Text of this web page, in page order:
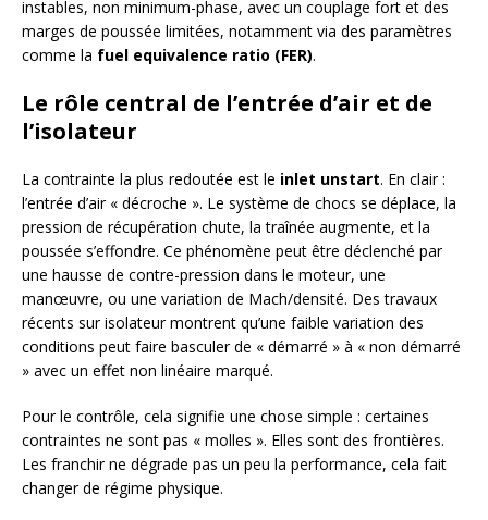
instables, non minimum-phase, avec un couplage fort et des
marges de poussée limitées, notamment via des paramètres
comme la fuel equivalence ratio (FER).
Le rôle central de l’entrée d’air et de
l’isolateur
La contrainte la plus redoutée est le inlet unstart. En clair :
l’entrée d’air « décroche ». Le système de chocs se déplace, la
pression de récupération chute, la traînée augmente, et la
poussée s’effondre. Ce phénomène peut être déclenché par
une hausse de contre-pression dans le moteur, une
manœuvre, ou une variation de Mach/densité. Des travaux
récents sur isolateur montrent qu’une faible variation des
conditions peut faire basculer de « démarré » à « non démarré
» avec un effet non linéaire marqué.
Pour le contrôle, cela signifie une chose simple : certaines
contraintes ne sont pas « molles ». Elles sont des frontières.
Les franchir ne dégrade pas un peu la performance, cela fait
changer de régime physique.